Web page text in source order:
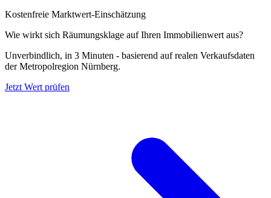
Kostenfreie Marktwert-Einschätzung
Wie wirkt sich Räumungsklage auf Ihren Immobilienwert aus?
Unverbindlich, in 3 Minuten - basierend auf realen Verkaufsdaten
der Metropolregion Nürnberg.
Jetzt Wert prüfen